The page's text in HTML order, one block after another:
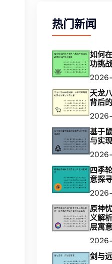
热门新闻
如何
功挑
天龙
背后
基于
与实
四季
意探寻
原神
义解
层寓意
剑与